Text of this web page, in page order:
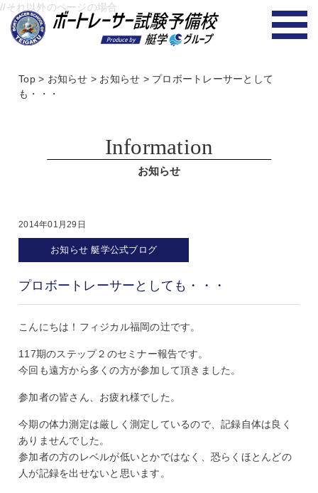
//それ以外のページの場合
Top> お知らせ > お知らせ > プロボートレーサーとして
も・・・
Information
お知らせ
2014年01月29日
お知らせ 艇学公式ブログ
プロボートレーサーとしても・・・
こんにちは！フィジカル福岡の辻です。
117期のステップ２のセミナー報告です。
今回も遠方から多くの方が参加して頂きました。
参加者の皆さん、お疲れ様でした。
今期の体力測定は厳しく測定しているので、記録自体は良く
ありませんでした。
参加者の方のレベルが低いとかではなく、恐らくほとんどの
人が記録を出せないと思います。